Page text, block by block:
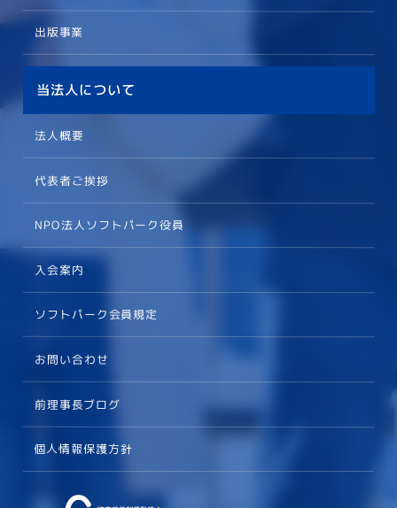
出版事業
当法人について
法人概要
代表者ご挨拶
NPO法人ソフトパーク役員
入会案内
ソフトパーク会員規定
お問い合わせ
前理事長ブログ
個人情報保護方針